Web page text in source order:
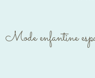
Mode enfantine